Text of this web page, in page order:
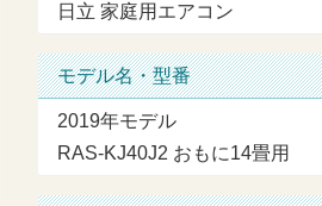
日立 家庭用エアコン
モデル名・型番
2019年モデル
RAS-KJ40J2 おもに14畳用